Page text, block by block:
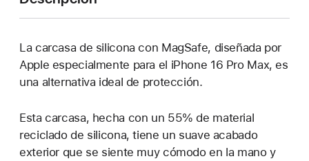
nueva)
La carcasa de silicona con MagSafe, diseñada por
Apple especialmente para el iPhone 16 Pro Max, es
una alternativa ideal de protección.
Esta carcasa, hecha con un 55% de material
reciclado de silicona, tiene un suave acabado
exterior que se siente muy cómodo en la mano y